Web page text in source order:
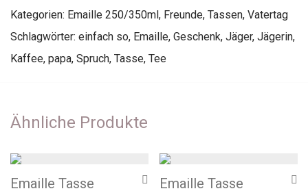
Kategorien: Emaille 250/350ml, Freunde, Tassen, Vatertag
Schlagwörter: einfach so, Emaille, Geschenk, Jäger, Jägerin,
Kaffee, papa, Spruch, Tasse, Tee
Ähnliche Produkte
Emaille Tasse
Emaille Tasse